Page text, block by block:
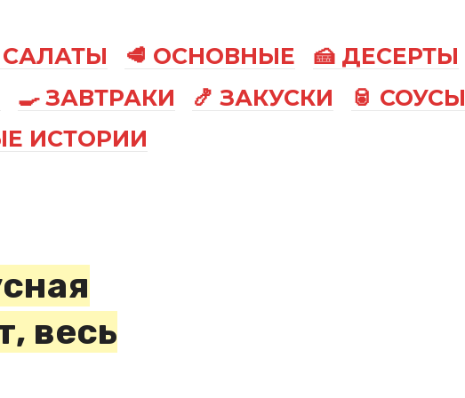
САЛАТЫ 🥩 ОСНОВНЫЕ
🍰 ДЕСЕРТЫ
🍳 ЗАВТРАКИ 🍤 ЗАКУСКИ
🥫 СОУСЫ
ИСТОРИИ
весь